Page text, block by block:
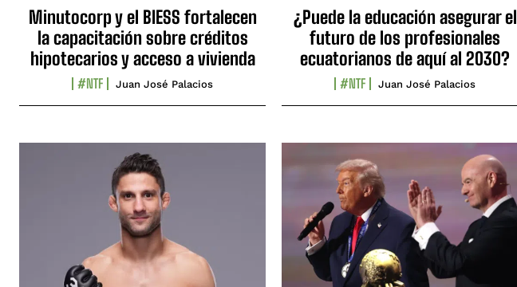
Minutocorp y el BIESS fortalecen
la capacitación sobre créditos
hipotecarios y acceso a vivienda
#NTF Juan José Palacios
¿Puede la educación asegurar el
futuro de los profesionales
ecuatorianos de aquí al 2030?
#NTF Juan José Palacios